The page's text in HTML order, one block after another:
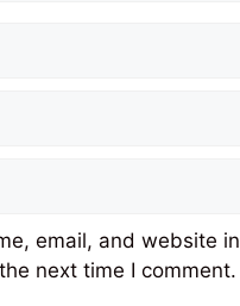
email, and website
next time I comment.